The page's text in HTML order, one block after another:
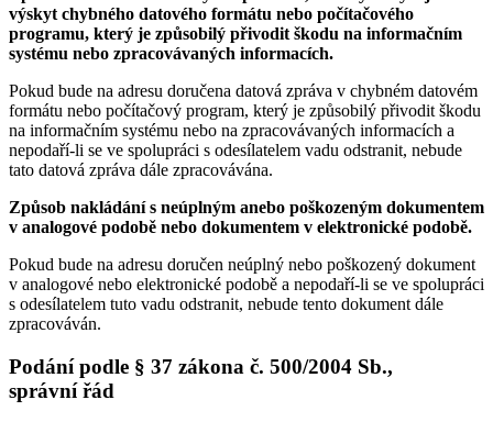
výskyt chybného datového formátu nebo počítačového
programu, který je způsobilý přivodit škodu na informačním
systému nebo zpracovávaných informacích.
Pokud bude na adresu doručena datová zpráva v chybném datovém
formátu nebo počítačový program, který je způsobilý přivodit škodu
na informačním systému nebo na zpracovávaných informacích a
nepodaří-li se ve spolupráci s odesílatelem vadu odstranit, nebude
tato datová zpráva dále zpracovávána.
Způsob nakládání s neúplným anebo poškozeným dokumentem
v analogové podobě nebo dokumentem v elektronické podobě.
Pokud bude na adresu doručen neúplný nebo poškozený dokument
v analogové nebo elektronické podobě a nepodaří-li se ve spolupráci
s odesílatelem tuto vadu odstranit, nebude tento dokument dále
zpracováván.
Podání podle § 37 zákona č. 500/2004 Sb.,
správní řád